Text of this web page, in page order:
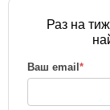
Раз на
Ваш email*